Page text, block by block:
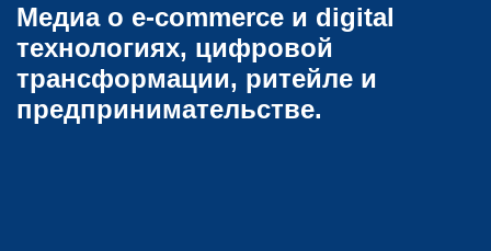
Медиа о e-commerce и digital
технологиях, цифровой
трансформации, ритейле и
предпринимательстве.